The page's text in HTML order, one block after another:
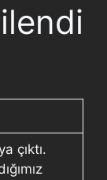
çıktı.